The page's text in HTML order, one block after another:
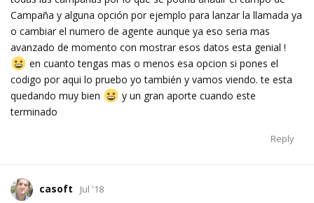
Campaña y alguna opción por ejemplo para lanzar la llamada ya
o cambiar el numero de agente aunque ya eso seria mas
avanzado de momento con mostrar esos datos esta genial !
en cuanto tengas mas o menos esa opcion si pones el
codigo por aqui lo pruebo yo también y vamos viendo. te esta
quedando muy bien
y un gran aporte cuando este
terminado
Reply
casoft Jul '18